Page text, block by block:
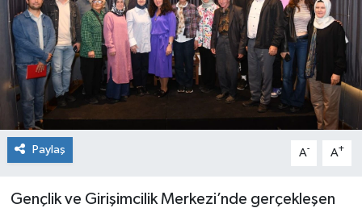
Paylaş A- A+
Gençlik ve Girişimcilik Merkezi’nde gerçekleşen